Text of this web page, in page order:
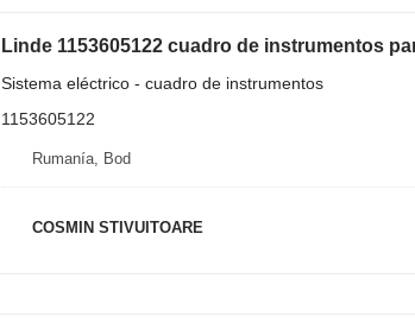
Linde 1153605122 cuadro de instrumentos
Sistema eléctrico - cuadro de instrumentos
1153605122
Rumanía, Bod
COSMIN STIVUITOARE